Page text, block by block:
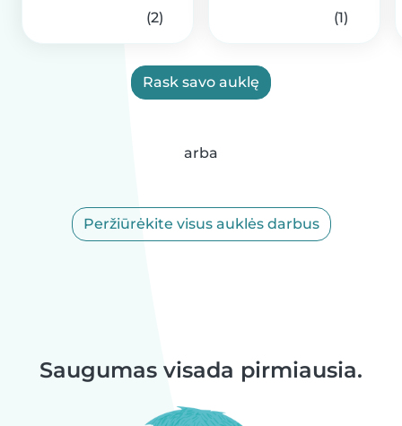
(2)
(1)
Rask savo auklę
arba
Peržiūrėkite visus auklės darbus
Saugumas visada pirmiausia.